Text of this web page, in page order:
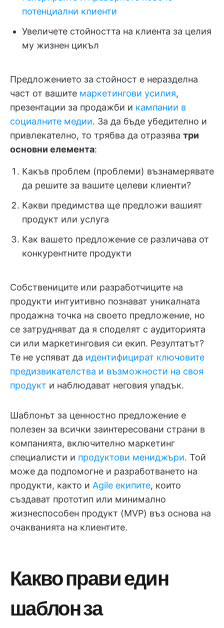
потенциални клиенти
Увеличете стойността на клиента за целия
му жизнен цикъл
Предложението за стойност е неразделна
част от вашите маркетингови усилия,
презентации за продажби и кампании в
социалните медии. За да бъде убедително и
привлекателно, то трябва да отразява три
основни елемента:
Какъв проблем (проблеми) възнамерявате
да решите за вашите целеви клиенти?
Какви предимства ще предложи вашият
продукт или услуга
Как вашето предложение се различава от
конкурентните продукти
Собствениците или разработчиците на
продукти интуитивно познават уникалната
продажна точка на своето предложение, но
се затрудняват да я споделят с аудиторията
си или маркетинговия си екип. Резултатът?
Те не успяват да идентифицират ключовите
предизвикателства и възможности на своя
продукт и наблюдават неговия упадък.
Шаблонът за ценностно предложение е
полезен за всички заинтересовани страни в
компанията, включително маркетинг
специалисти и продуктови мениджъри. Той
може да подпомогне и разработването на
продукти, както и Agile екипите, които
създават прототип или минимално
жизнеспособен продукт (MVP) въз основа на
очакванията на клиентите.
Какво прави един
шаблон за